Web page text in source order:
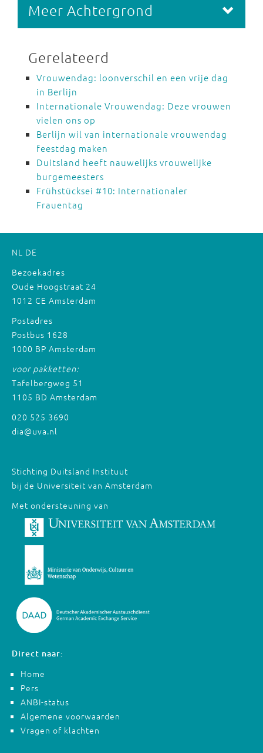
Meer Achtergrond
Gerelateerd
Vrouwendag: loonverschil en een vrije dag
in Berlijn
Internationale Vrouwendag: Deze vrouwen
vielen ons op
Berlijn wil van internationale vrouwendag
feestdag maken
Duitsland heeft nauwelijks vrouwelijke
burgemeesters
Frühstücksei #10: Internationaler
Frauentag
NL DE
Bezoekadres
Oude Hoogstraat 24
1012 CE Amsterdam
Postadres
Postbus 1628
1000 BP Amsterdam
voor pakketten:
Tafelbergweg 51
1105 BD Amsterdam
020 525 3690
dia@uva.nl
Stichting Duitsland Instituut
bij de Universiteit van Amsterdam
Met ondersteuning van
Direct naar:
Home
Pers
ANBI-status
Algemene voorwaarden
Vragen of klachten